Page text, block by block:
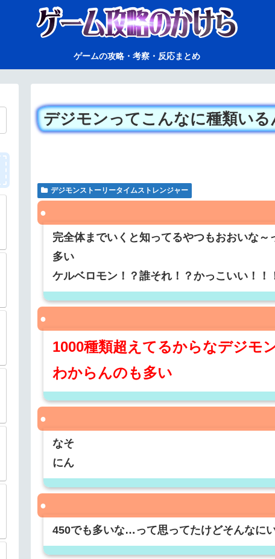
ゲームの攻略・考察・反応まとめ
デジモンってこんなに種類いる
デジモンストーリータイムストレンジャー
完全体までいくと知ってるやつもおおいな
多い
ケルベロモン！？誰それ！？かっこいい！！
1000種類超えてるからなデジモ
わからんのも多い
なそ
にん
450でも多いな…って思ってたけどそんなに